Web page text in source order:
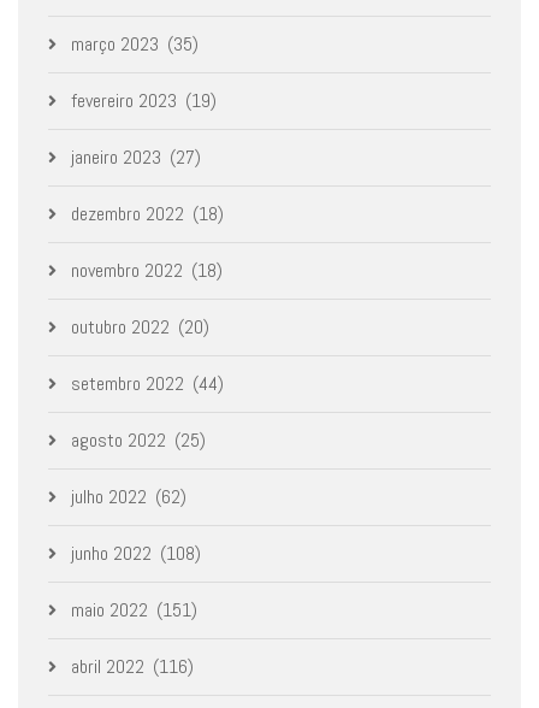
março 2023 (35)
fevereiro 2023 (19)
janeiro 2023 (27)
dezembro 2022 (18)
novembro 2022 (18)
outubro 2022 (20)
setembro 2022 (44)
agosto 2022 (25)
julho 2022 (62)
junho 2022 (108)
maio 2022 (151)
abril 2022 (116)